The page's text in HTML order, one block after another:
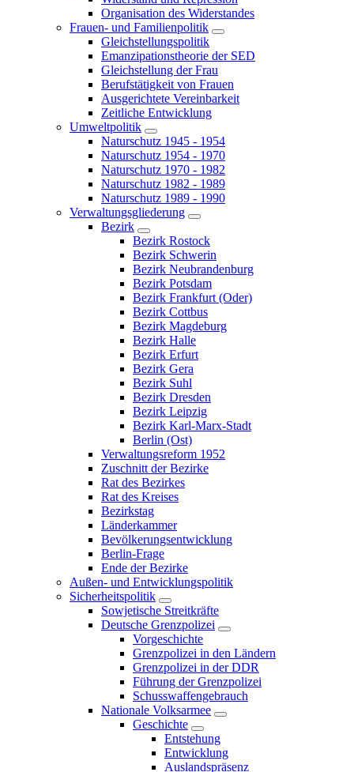
Organisation des Widerstandes
Frauen- und Familienpolitik
Gleichstellungspolitik
Emanzipationstheorie der SED
Gleichstellung der Frau
Berufstätigkeit von Frauen
Ausgerichtete Vereinbarkeit
Zeitliche Entwicklung
Umweltpolitik
Naturschutz 1945 - 1954
Naturschutz 1954 - 1970
Naturschutz 1970 - 1982
Naturschutz 1982 - 1989
Naturschutz 1989 - 1990
Verwaltungsgliederung
Bezirk
Bezirk Rostock
Bezirk Schwerin
Bezirk Neubrandenburg
Bezirk Potsdam
Bezirk Frankfurt (Oder)
Bezirk Cottbus
Bezirk Magdeburg
Bezirk Halle
Bezirk Erfurt
Bezirk Gera
Bezirk Suhl
Bezirk Dresden
Bezirk Leipzig
Bezirk Karl-Marx-Stadt
Berlin (Ost)
Verwaltungsreform 1952
Zuschnitt der Bezirke
Rat des Bezirkes
Rat des Kreises
Bezirkstag
Länderkammer
Bevölkerungsentwicklung
Berlin-Frage
Ende der Bezirke
Außen- und Entwicklungspolitik
Sicherheitspolitik
Sowjetische Streitkräfte
Deutsche Grenzpolizei
Vorgeschichte
Grenzpolizei in den Ländern
Grenzpolizei in der DDR
Führung der Grenzpolizei
Schusswaffengebrauch
Nationale Volksarmee
Geschichte
Entstehung
Entwicklung
Auslandspräsenz